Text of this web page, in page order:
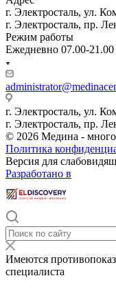
г. Электросталь, ул.
г. Электросталь, пр.
Режим работы
Ежедневно 07.00-21.00
г. Электросталь, ул.
г. Электросталь, пр.
© 2026 Медина -
Политика
Версия для
Разработано в
Имеются
специалиста